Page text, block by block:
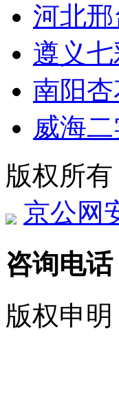
河北
遵义
南阳
威海
版权所
京公网
咨询电话
版权申